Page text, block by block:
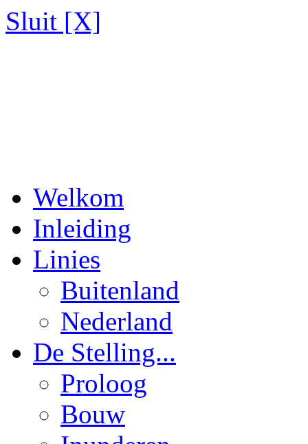
Sluit [X]
Welkom
Inleiding
Linies
Buitenland
Nederland
De Stelling...
Proloog
Bouw